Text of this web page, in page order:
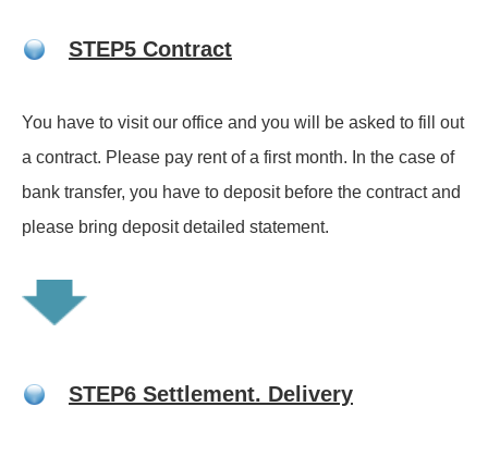
STEP5 Contract
You have to visit our office and you will be asked to fill out
a contract. Please pay rent of a first month. In the case of
bank transfer, you have to deposit before the contract and
please bring deposit detailed statement.
STEP6 Settlement. Delivery